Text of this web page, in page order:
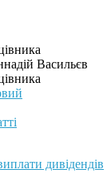
Васильєв
дивідендів